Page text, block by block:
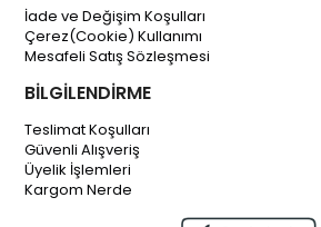
İade ve Değişim Koşulları
Çerez(Cookie) Kullanımı
Mesafeli Satış Sözleşmesi
BİLGİLENDİRME
Teslimat Koşulları
Güvenli Alışveriş
Üyelik İşlemleri
Kargom Nerde